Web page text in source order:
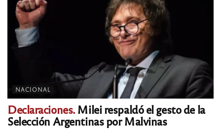
NACIONAL
Declaraciones.Milei respaldó el gesto de la
Selección Argentinas por Malvinas